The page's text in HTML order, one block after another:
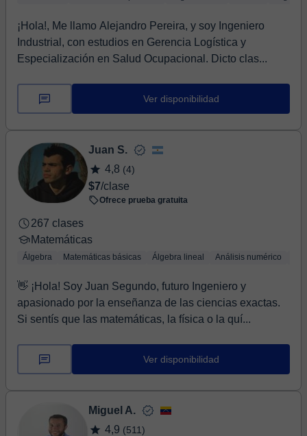
¡Hola!, Me llamo Alejandro Pereira, y soy Ingeniero
Industrial, con estudios en Gerencia Logística y
Especialización en Salud Ocupacional. Dicto clas...
Ver disponibilidad
Juan S.
4,8 (4)
$7/clase
Ofrece prueba gratuita
267 clases
Matemáticas
Álgebra Matemáticas básicas Álgebra lineal Análisis numérico
👋 ¡Hola! Soy Juan Segundo, futuro Ingeniero y
apasionado por la enseñanza de las ciencias exactas.
Si sentís que las matemáticas, la física o la quí...
Ver disponibilidad
Miguel A.
4,9 (511)